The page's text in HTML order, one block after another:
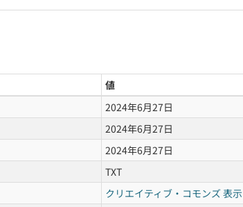
値
2024年6月27日
2024年6月27日
2024年6月27日
TXT
クリエイティブ・コモンズ 表示